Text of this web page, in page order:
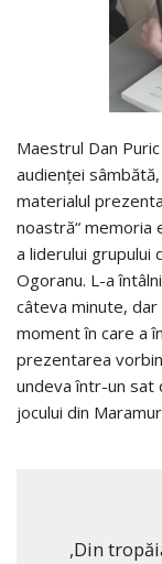
Maestrul Dan
audienței
materialul
noastră“ memoria
a liderului grupului
Ogoranu. L-a
câteva minute,
moment în care a
prezentarea
undeva într-un sat
jocului din
,Din